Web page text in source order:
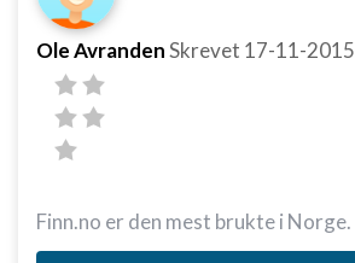
Ole AvrandenSkrevet 17-11-2015
Finn.no er den mest brukte i Norge.